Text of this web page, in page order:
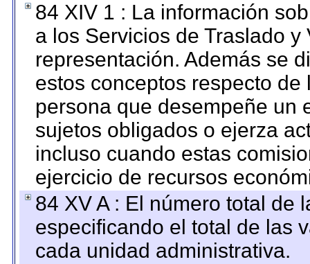
84 XIV 1 : La información
a los Servicios de Traslado
representación. Además se
estos conceptos respecto
persona que desempeñe un
sujetos obligados o ejerza
incluso cuando estas
ejercicio de recursos
84 XV A : El número total de
especificando el total de las
cada unidad administrativa.